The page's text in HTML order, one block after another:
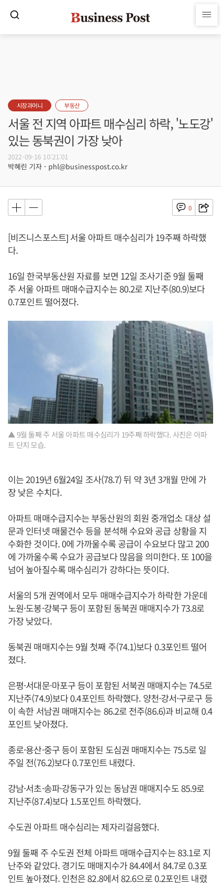
시장과머니 부동산
서울 전 지역 아파트 매수심리 하락, '노도강'
있는 동북권이 가장 낮아
2022-09-16 10:21:01
박혜린 기자 - phl@businesspost.co.kr
0
[비즈니스포스트] 서울 아파트 매수심리가 19주째 하락했
다.
16일 한국부동산원 자료를 보면 12일 조사기준 9월 둘째
주 서울 아파트 매매수급지수는 80.2로 지난주(80.9)보다
0.7포인트 떨어졌다.
▲ 9월 둘째 주 서울 아파트 매수심리가 19주째 하락했다. 사진은 아파
트 단지 모습.
이는 2019년 6월24일 조사(78.7) 뒤 약 3년 3개월 만에 가
장 낮은 수치다.
아파트 매매수급지수는 부동산원의 회원 중개업소 대상 설
문과 인터넷 매물건수 등을 분석해 수요와 공급 상황을 지
수화한 것이다. 0에 가까울수록 공급이 수요보다 많고 200
에 가까울수록 수요가 공급보다 많음을 의미한다. 또 100을
넘어 높아질수록 매수심리가 강하다는 뜻이다.
서울의 5개 권역에서 모두 매매수급지수가 하락한 가운데
노원·도봉·강북구 등이 포함된 동북권 매매지수가 73.8로
가장 낮았다.
동북권 매매지수는 9월 첫째 주(74.1)보다 0.3포인트 떨어
졌다.
은평·서대문·마포구 등이 포함된 서북권 매매지수는 74.5로
지난주(74.9)보다 0.4포인트 하락했다. 양천·강서·구로구 등
이 속한 서남권 매매지수는 86.2로 전주(86.6)과 비교해 0.4
포인트 낮아졌다.
종로·용산·중구 등이 포함된 도심권 매매지수는 75.5로 일
주일 전(76.2)보다 0.7포인트 내렸다.
강남·서초·송파·강동구가 있는 동남권 매매지수도 85.9로
지난주(87.4)보다 1.5포인트 하락했다.
수도권 아파트 매수심리는 제자리걸음했다.
9월 둘째 주 수도권 전체 아파트 매매수급지수는 83.1로 지
난주와 같았다. 경기도 매매지수가 84.4에서 84.7로 0.3포
인트 높아졌다. 인천은 82.8에서 82.6으로 0.2포인트 내렸